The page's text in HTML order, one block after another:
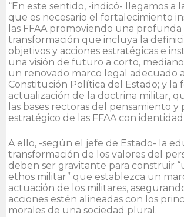
“En este sentido, -indicó- llegamos a
que es necesario el fortalecimiento
las FFAA promoviendo una profunda
transformación que incluya la
objetivos y acciones estratégicas e
una visión de futuro a corto,
un renovado marco legal adecuado
Constitución Política del Estado; y la
actualización de la doctrina militar,
las bases rectoras del pensamiento y
estratégico de las FFAA con identidad
A ello, -según el jefe de Estado- la
transformación de los valores del
deben ser gravitante para construir
ethos militar” que establezca un
actuación de los militares,
acciones estén alineadas con los
morales de una sociedad plural.